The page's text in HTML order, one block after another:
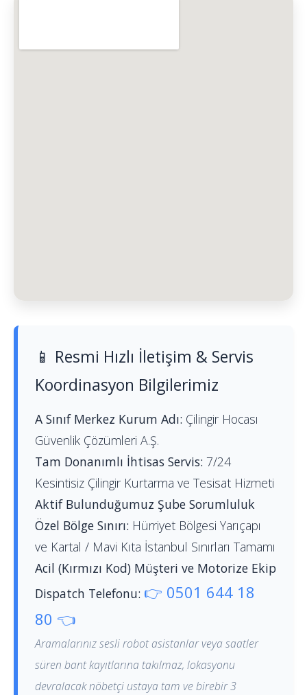
📱 Resmi Hızlı İletişim & Servis
Koordinasyon Bilgilerimiz
A Sınıf Merkez Kurum Adı: Çilingir Hocası
Güvenlik Çözümleri A.Ş.
Tam Donanımlı İhtisas Servis: 7/24
Kesintisiz Çilingir Kurtarma ve Tesisat Hizmeti
Aktif Bulunduğumuz Şube Sorumluluk
Özel Bölge Sınırı: Hürriyet Bölgesi Yarıçapı
ve Kartal / Mavi Kıta İstanbul Sınırları Tamamı
Acil (Kırmızı Kod) Müşteri ve Motorize Ekip
Dispatch Telefonu: 👉 0501 644 18
80 👈
Aramalarınız sesli robot asistanlar veya saatler
süren bant kayıtlarına takılmaz, lokasyonu
devralacak nöbetçi ustaya tam ve birebir 3